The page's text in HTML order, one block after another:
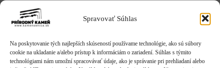
Spravovať Súhlas
Na poskytovanie tých najlepších skúseností používame technológie, ako sú súbory
cookie na ukladanie a/alebo prístup k informáciám o zariadení. Súhlas s týmito
technológiami nám umožní spracovávať údaje, ako je správanie pri prehliadaní alebo
Studne / fontány
Rôzne
Sochy
Anjeli & Sv. sochy
Betlehem